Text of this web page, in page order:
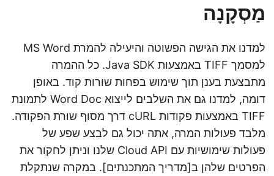
מַסְקָנָה
למדנו את הגישה הפשוטה והיעילה להמרת MS Word
למסמך TIFF באמצעות Java SDK. כל ההמרה
מתבצעת בענן תוך שימוש בפחות שורות קוד. באופן
דומה, למדנו גם את השלבים לייצוא Word Doc לתמונת
TIFF באמצעות פקודות cURL דרך מסוף שורת הפקודה.
מלבד פעולות המרה, אתה יכול גם לבצע שפע של
פעולות שימושיות עם Cloud API שלנו וניתן לחקור את
הפרטים שלהן ב[מדריך המתכנתים]. במקרה שנתקלת